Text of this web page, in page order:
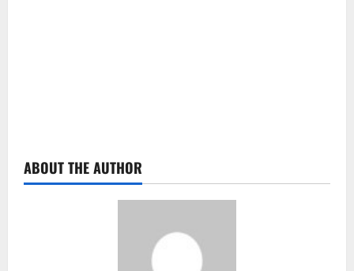
ABOUT THE AUTHOR